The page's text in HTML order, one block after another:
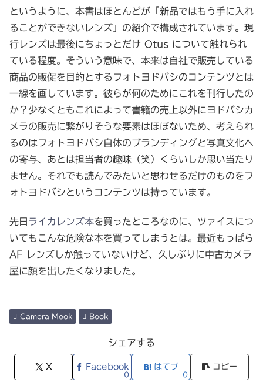
というように、本書はほとんどが「新品ではもう手に入れ
ることができないレンズ」の紹介で構成されています。現
行レンズは最後にちょっとだけ Otus について触れられ
ている程度。そういう意味で、本来は自社で販売している
商品の販促を目的とするフォトヨドバシのコンテンツとは
一線を画しています。彼らが何のためにこれを刊行したの
か？少なくともこれによって書籍の売上以外にヨドバシカ
メラの販売に繋がりそうな要素はほぼないため、考えられ
るのはフォトヨドバシ自体のブランディングと写真文化へ
の寄与、あとは担当者の趣味（笑）くらいしか思い当たり
ません。それでも読んでみたいと思わせるだけのものをフ
ォトヨドバシというコンテンツは持っています。
先日 ライカレンズ本を買ったところなのに、ツァイスにつ
いてもこんな危険な本を買ってしまうとは。最近もっぱら
AF レンズしか触っていないけど、久しぶりに中古カメラ
屋に顔を出したくなりました。
Camera Mook Book
シェアする
X Facebook
0
はてブ
0
コピー